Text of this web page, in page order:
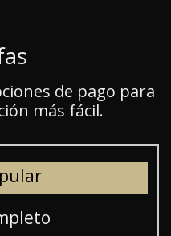
de pago para
más fácil.